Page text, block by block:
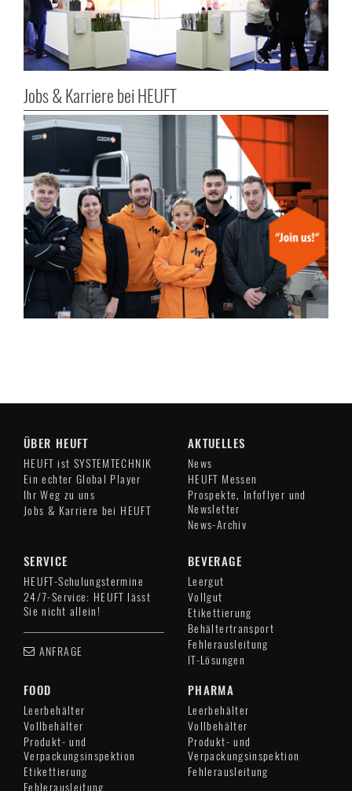
Jobs & Karriere bei HEUFT
ÜBER HEUFT
HEUFT ist SYSTEMTECHNIK
Ein echter Global Player
Ihr Weg zu uns
Jobs & Karriere bei HEUFT
AKTUELLES
News
HEUFT Messen
Prospekte, Infoflyer und
Newsletter
News-Archiv
SERVICE
HEUFT-Schulungstermine
24/7-Service: HEUFT lässt
Sie nicht allein!
ANFRAGE
BEVERAGE
Leergut
Vollgut
Etikettierung
Behältertransport
Fehlerausleitung
IT-Lösungen
FOOD
Leerbehälter
Vollbehälter
Produkt- und
Verpackungsinspektion
Etikettierung
Fehlerausleitung
PHARMA
Leerbehälter
Vollbehälter
Produkt- und
Verpackungsinspektion
Fehlerausleitung